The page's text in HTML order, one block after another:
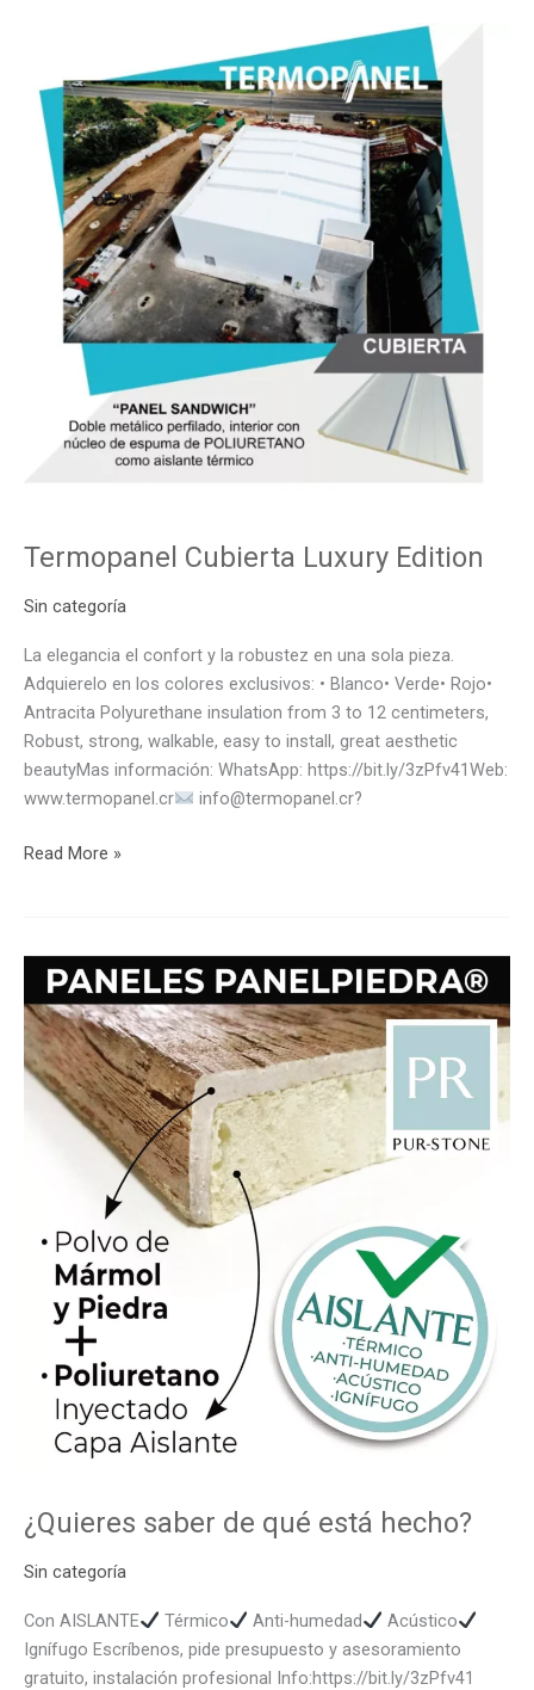
Termopanel Cubierta Luxury Edition
Sin categoría
La elegancia el confort y la robustez en una sola pieza.
Adquierelo en los colores exclusivos: • Blanco• Verde• Rojo•
Antracita Polyurethane insulation from 3 to 12 centimeters,
Robust, strong, walkable, easy to install, great aesthetic
beautyMas información: WhatsApp: https://bit.ly/3zPfv41Web:
www.termopanel.cr
info@termopanel.cr?
Luxury
Edition
Read More »
¿Quieres saber de qué está hecho?
Sin categoría
Con AISLANTE Térmico Anti-humedad
Acústico
Ignífugo Escríbenos, pide presupuesto y asesoramiento
gratuito, instalación profesional Info:https://bit.ly/3zPfv41
¿Quieres
saber
de
qué
está
hecho?